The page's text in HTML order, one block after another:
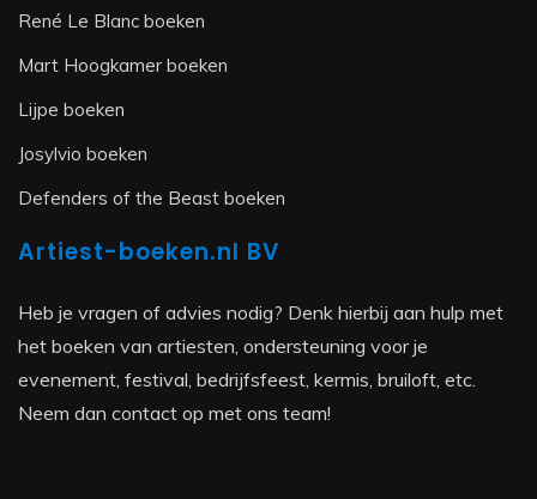
René Le Blanc boeken
Mart Hoogkamer boeken
Lijpe boeken
Josylvio boeken
Defenders of the Beast boeken
Artiest-boeken.nl BV
Heb je vragen of advies nodig? Denk hierbij aan hulp met
het boeken van artiesten, ondersteuning voor je
evenement, festival, bedrijfsfeest, kermis, bruiloft, etc.
Neem dan contact op met ons team!